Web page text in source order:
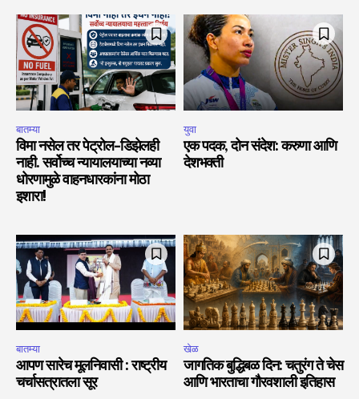
बातम्या
विमा नसेल तर पेट्रोल-डिझेलही
नाही. सर्वोच्च न्यायालयाच्या नव्या
धोरणामुळे वाहनधारकांना मोठा
इशारा!
युवा
एक पदक, दोन संदेश: करुणा आणि
देशभक्ती
बातम्या
आपण सारेच मूलनिवासी : राष्ट्रीय
चर्चासत्रातला सूर
खेळ
जागतिक बुद्धिबळ दिन: चतुरंग ते चेस
आणि भारताचा गौरवशाली इतिहास